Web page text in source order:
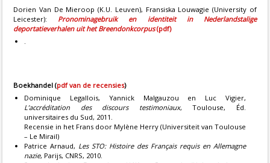
Dorien Van De Mieroop (K.U. Leuven), Fransiska Louwagie (University of
Leicester): Pronominagebruik en identiteit in Nederlandstalige
deportatieverhalen uit het Breendonkcorpus(pdf)
.
Boekhandel (pdf van de recensies)
Dominique Legallois, Yannick Malgauzou en Luc Vigier,
L’accréditation des discours testimoniaux, Toulouse, Éd.
universitaires du Sud, 2011.
Recensie in het Frans door Mylène Herry (Universiteit van Toulouse
– Le Mirail)
Patrice Arnaud, Les STO: Histoire des Français requis en Allemagne
nazie, Parijs, CNRS, 2010.